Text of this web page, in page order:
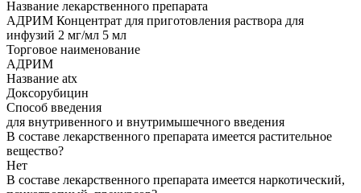
Название лекарственного препарата
АДРИМ Концентрат для приготовления раствора для
инфузий 2 мг/мл 5 мл
Торговое наименование
АДРИМ
Название atx
Доксорубицин
Способ введения
для внутривенного и внутримышечного введения
В составе лекарственного препарата имеется растительное
вещество?
Нет
В составе лекарственного препарата имеется наркотический,